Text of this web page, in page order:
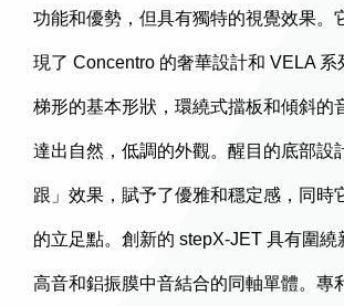
功能和優勢，但具有獨特的視覺效果。
現了 Concentro 的奢華設計和 VELA 系
梯形的基本形狀，環繞式擋板和傾斜的
達出自然，低調的外觀。醒目的底部設
跟」效果，賦予了優雅和穩定感，同時
的立足點。創新的 stepX-JET 具有圍繞
高音和鋁振膜中音結合的同軸單體。專